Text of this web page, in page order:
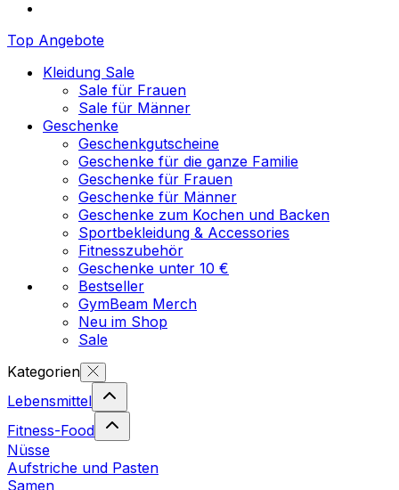
Top Angebote
Kleidung Sale
Sale für Frauen
Sale für Männer
Geschenke
Geschenkgutscheine
Geschenke für die ganze Familie
Geschenke für Frauen
Geschenke für Männer
Geschenke zum Kochen und Backen
Sportbekleidung & Accessories
Fitnesszubehör
Geschenke unter 10 €
Bestseller
GymBeam Merch
Neu im Shop
Sale
Kategorien
Lebensmittel
Fitness-Food
Nüsse
Aufstriche und Pasten
Samen